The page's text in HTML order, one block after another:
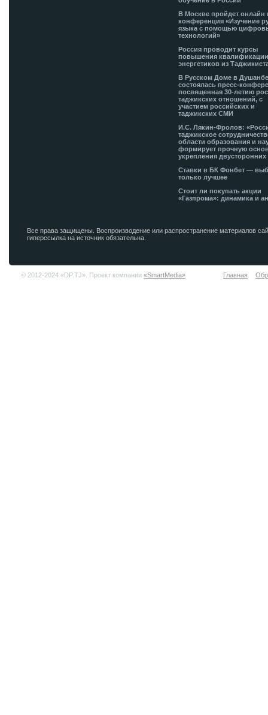
В Москве пройдет онлайн
конференция «Изучение
языка с помощью
технологий»
Россия проводит курсы
повышения
энергетиков из
В Русском Доме в
состоялась пресс-
посвященная 30-летию
таджикских отношений, с
участием российских и
таджикских СМИ
И.С. Лякин-Фролов:
таджикское
области образования и
формирует прочную
укрепления двусторонних
Ставки в БК Фонбет —
только лучшее
Стоит ли покупать акции
«Газпрома»: динамика и
Все права защищены. Воспроизводение или распространение материалов
гиперссылка на источник обязательна.
© 2012-2024 «DP.TJ». Проект компании «SmartMedia» Главная